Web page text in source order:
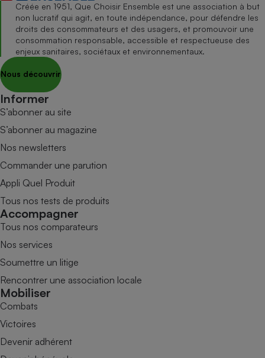
Créée en 1951, Que Choisir Ensemble est une association à but
non lucratif qui agit, en toute indépendance, pour défendre les
droits des consommateurs et des usagers, et promouvoir une
consommation responsable, accessible et respectueuse des
enjeux sanitaires, sociétaux et environnementaux.
Nous découvrir
Informer
S’abonner au site
S’abonner au magazine
Nos newsletters
Commander une parution
Appli Quel Produit
Tous nos tests de produits
Accompagner
Tous nos comparateurs
Nos services
Soumettre un litige
Rencontrer une association locale
Mobiliser
Combats
Victoires
Devenir adhérent